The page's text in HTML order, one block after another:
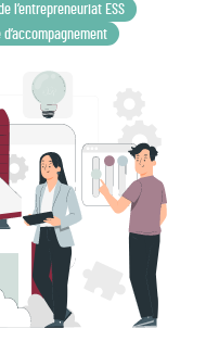
l’entrepreneuriat ESS